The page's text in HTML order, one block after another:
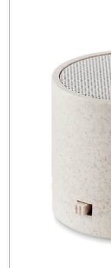
permet de régler la
L’appareil se charge via
USB Type-C.